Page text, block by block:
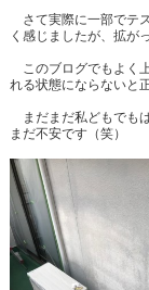
さて実際に一部でテ
く感じましたが、拡が
このブログでもよく
れる状態にならないと
まだまだ私どもでも
まだ不安です（笑）